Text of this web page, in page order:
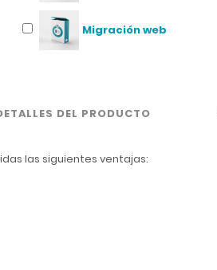
Migración web
DEL PRODUCTO
las siguientes ventajas: